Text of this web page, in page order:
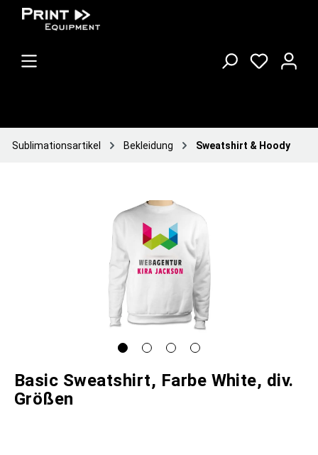
Sublimationsartikel Bekleidung Sweatshirt & Hoody
Basic Sweatshirt, Farbe White, div.
Größen